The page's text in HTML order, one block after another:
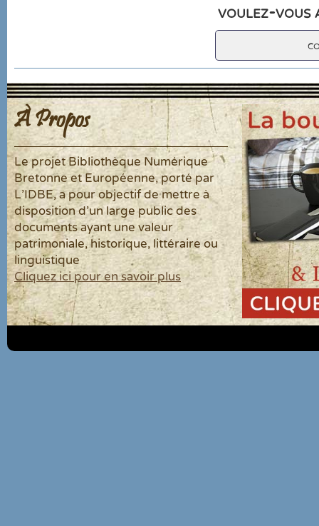
voulez-vous
À Propos
Le projet Bibliothèque Numérique
Bretonne et Européenne, porté par
L'IDBE, a pour objectif de mettre à
disposition d'un large public des
documents ayant une valeur
patrimoniale, historique, littéraire ou
linguistique
Cliquez ici pour en savoir plus